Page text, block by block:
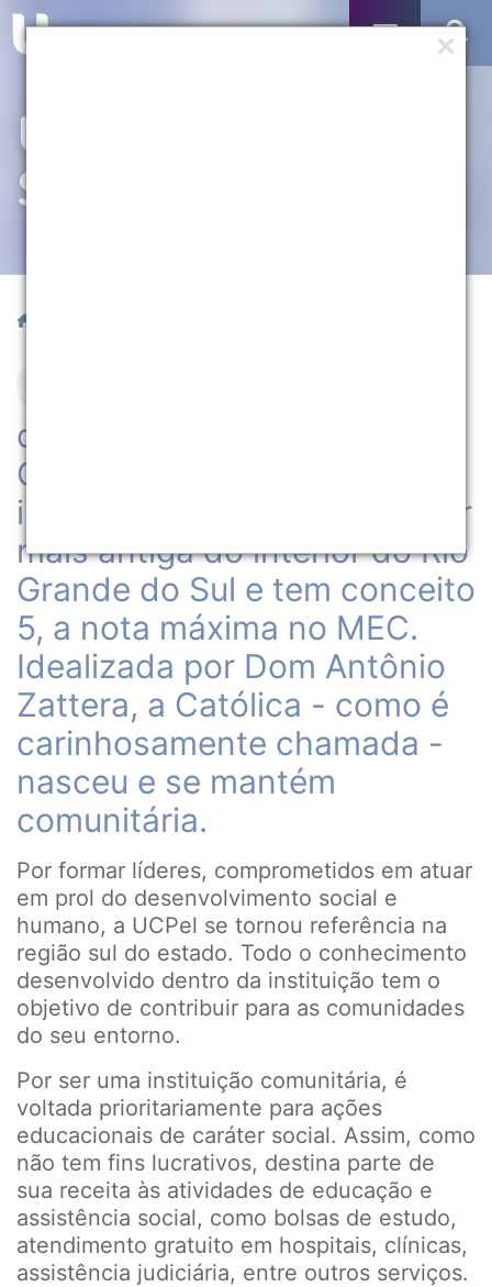
UM POUCO
SOBRE NÓS
de 1960, a Universidade
Católica de Pelotas é a
instituição de ensino superior
mais antiga do interior do Rio
Grande do Sul e tem conceito
5, a nota máxima no MEC.
Idealizada por Dom Antônio
Zattera, a Católica - como é
carinhosamente chamada -
nasceu e se mantém
comunitária.
Por formar líderes, comprometidos em atuar
em prol do desenvolvimento social e
humano, a UCPel se tornou referência na
região sul do estado. Todo o conhecimento
desenvolvido dentro da instituição tem o
objetivo de contribuir para as comunidades
do seu entorno.
Por ser uma instituição comunitária, é
voltada prioritariamente para ações
educacionais de caráter social. Assim, como
não tem fins lucrativos, destina parte de
sua receita às atividades de educação e
assistência social, como bolsas de estudo,
atendimento gratuito em hospitais, clínicas,
assistência judiciária, entre outros serviços.